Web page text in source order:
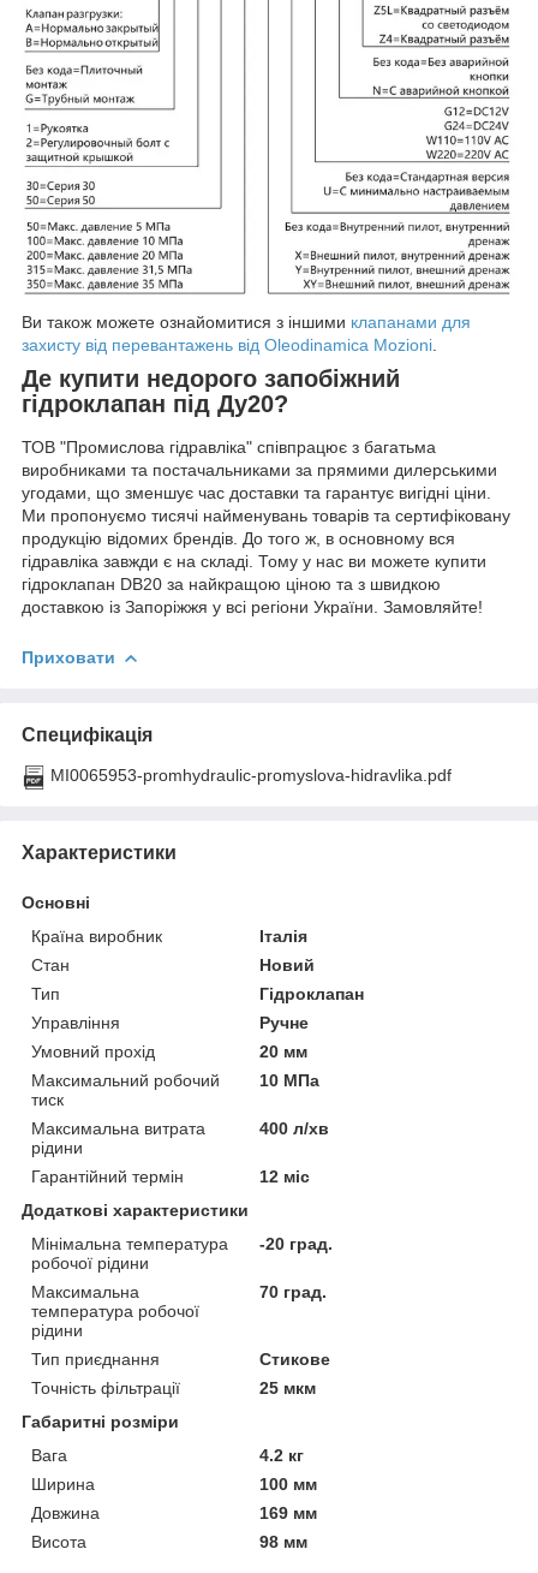
Ви також можете ознайомитися з іншими клапанами для
захисту від перевантажень від Oleodinamica Mozioni
Де купити недорого запобіжний
гідроклапан під Ду20?
ТОВ "Промислова гідравліка" співпрацює з багатьма
виробниками та постачальниками за прямими дилерськими
угодами, що зменшує час доставки та гарантує вигідні ціни.
Ми пропонуємо тисячі найменувань товарів та сертифіковану
продукцію відомих брендів. До того ж, в основному вся
гідравліка завжди є на складі. Тому у нас ви можете купити
гідроклапан DB20 за найкращою ціною та з швидкою
доставкою із Запоріжжя у всі регіони України. Замовляйте!
Приховати
Специфікація
MI0065953-promhydraulic-promyslova-hidravlika.pdf
Характеристики
Основні
Країна виробник
Італія
Стан
Новий
Тип
Гідроклапан
Управління
Ручне
Умовний прохід
20 мм
Максимальний робочий
тиск
10 МПа
Максимальна витрата
рідини
400 л/хв
Гарантійний термін
12 міс
Додаткові характеристики
Мінімальна температура
робочої рідини
-20 град.
Максимальна
температура робочої
рідини
70 град.
Тип приєднання
Стикове
Точність фільтрації
25 мкм
Габаритні розміри
Вага
4.2 кг
Ширина
100 мм
Довжина
169 мм
Висота
98 мм